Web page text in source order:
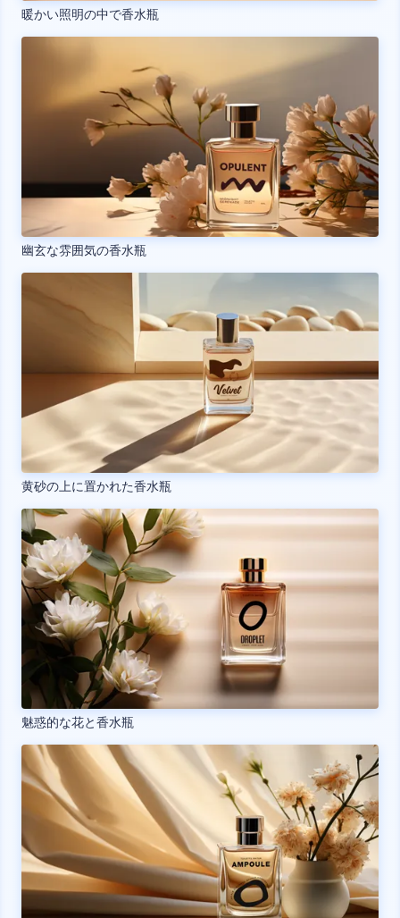
暖かい照明の中で香水瓶
幽玄な雰囲気の香水瓶
黄砂の上に置かれた香水瓶
魅惑的な花と香水瓶